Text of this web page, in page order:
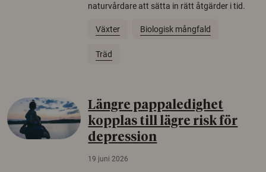
naturvårdare att sätta in rätt åtgärder i tid.
Växter Biologisk mångfald
Träd
Längre pappaledighet
kopplas till lägre risk för
depression
19 juni 2026